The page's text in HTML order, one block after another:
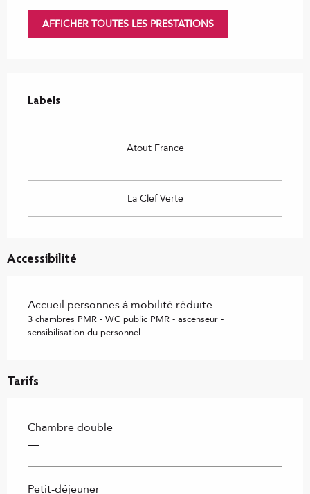
AFFICHER TOUTES LES PRESTATIONS
Labels
Labels
Atout France
La Clef Verte
Accessibilité
Accueil personnes à mobilité réduite
3 chambres PMR - WC public PMR - ascenseur -
sensibilisation du personnel
Tarifs
Chambre double
—
Petit-déjeuner